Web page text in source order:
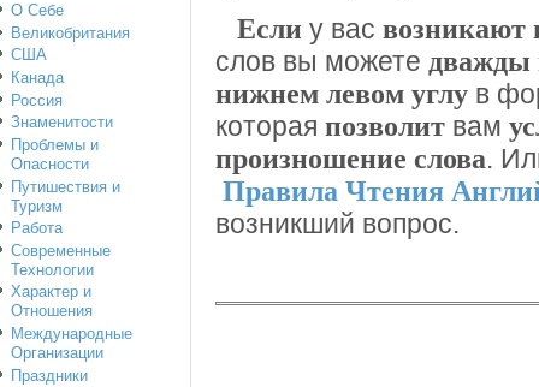
Если у вас возникают
слов вы можете дважды
нижнем левом углу в
которая позволит вам
произношение слова.
Правила Чтения
возникший вопрос.
О Себе
Великобритания
США
Канада
Россия
Знаменитости
Проблемы и
Опасности
Путишествия и
Туризм
Работа
Современные
Технологии
Характер и
Отношения
Международные
Организации
Праздники